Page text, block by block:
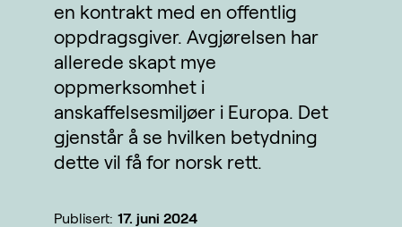
en kontrakt med en offentlig
oppdragsgiver. Avgjørelsen har
allerede skapt mye
oppmerksomhet i
anskaffelsesmiljøer i Europa. Det
gjenstår å se hvilken betydning
dette vil få for norsk rett.
Publisert: 17. juni 2024